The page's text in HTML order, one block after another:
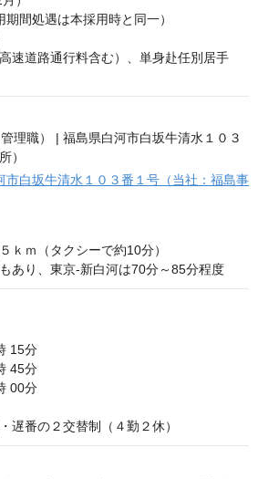
期間処遇は本採用時と同一）
速道路通行料含む）、単身赴任別居手
白坂牛清水１０３番１号（当社：福島事
ｋｍ（タクシーで約10分）
あり、東京-新白河は70分～85分程度
15分
45分
00分
遅番の２交替制（４勤２休）